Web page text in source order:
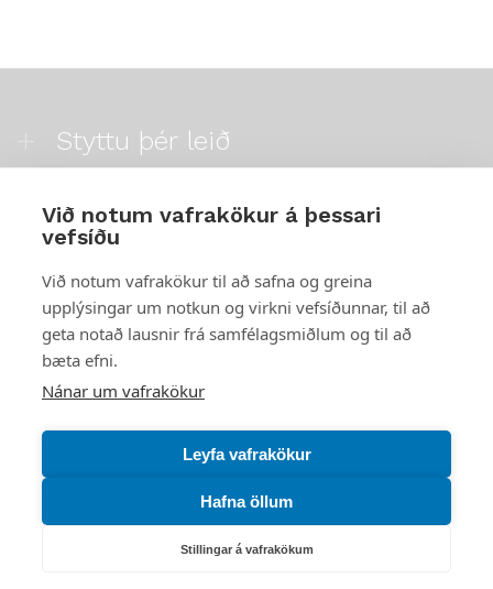
Við notum vafrakökur á þessari
vefsíðu
Við notum vafrakökur til að safna og greina
upplýsingar um notkun og virkni vefsíðunnar, til að
geta notað lausnir frá samfélagsmiðlum og til að
bæta efni.
Nánar um vafrakökur
Leyfa vafrakökur
Hafna öllum
Stillingar á vafrakökum
Styttu þér leið
Náttúruverndarstofnun
Netfang: nattura@nattura.is
Sími: 55 66 800
Umhverfis- og orkustofnun